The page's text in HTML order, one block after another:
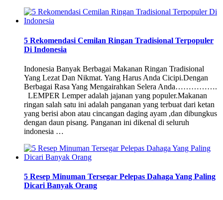
5 Rekomendasi Cemilan Ringan Tradisional Terpopuler
Di Indonesia
Indonesia Banyak Berbagai Makanan Ringan Tradisional
Yang Lezat Dan Nikmat. Yang Harus Anda Cicipi.Dengan
Berbagai Rasa Yang Mengairahkan Selera Anda…………….
LEMPER Lemper adalah jajanan yang populer.Makanan
ringan salah satu ini adalah panganan yang terbuat dari ketan
yang berisi abon atau cincangan daging ayam ,dan dibungkus
dengan daun pisang. Panganan ini dikenal di seluruh
indonesia …
5 Resep Minuman Tersegar Pelepas Dahaga Yang Paling
Dicari Banyak Orang